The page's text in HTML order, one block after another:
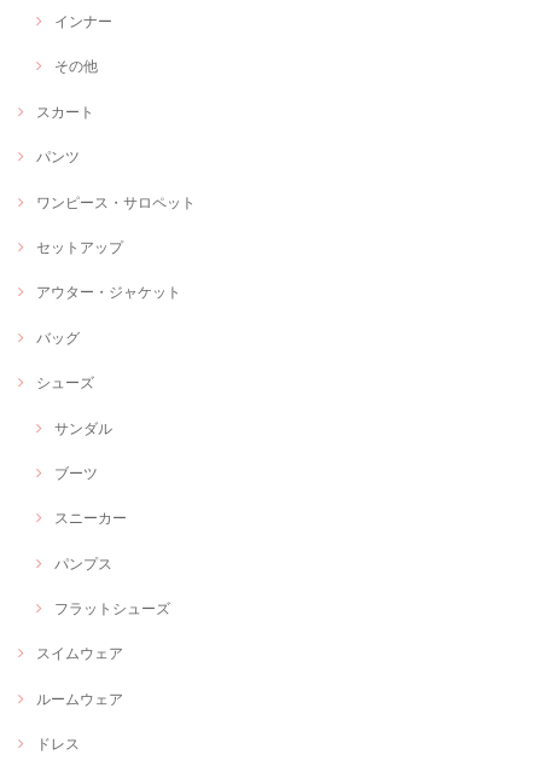
インナー
その他
スカート
パンツ
ワンピース・サロペット
セットアップ
アウター・ジャケット
バッグ
シューズ
サンダル
ブーツ
スニーカー
パンプス
フラットシューズ
スイムウェア
ルームウェア
ドレス